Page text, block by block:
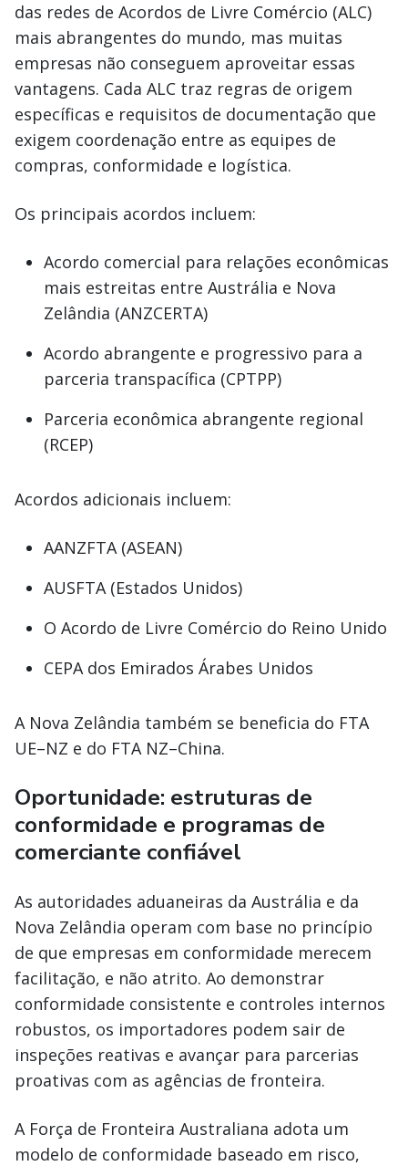
das redes de Acordos de Livre Comércio (ALC)
mais abrangentes do mundo, mas muitas
empresas não conseguem aproveitar essas
vantagens. Cada ALC traz regras de origem
específicas e requisitos de documentação que
exigem coordenação entre as equipes de
compras, conformidade e logística.
Os principais acordos incluem:
Acordo comercial para relações econômicas
mais estreitas entre Austrália e Nova
Zelândia (ANZCERTA)
Acordo abrangente e progressivo para a
parceria transpacífica (CPTPP)
Parceria econômica abrangente regional
(RCEP)
Acordos adicionais incluem:
AANZFTA (ASEAN)
AUSFTA (Estados Unidos)
O Acordo de Livre Comércio do Reino Unido
CEPA dos Emirados Árabes Unidos
A Nova Zelândia também se beneficia do FTA
UE–NZ e do FTA NZ–China.
Oportunidade: estruturas de
conformidade e programas de
comerciante confiável
As autoridades aduaneiras da Austrália e da
Nova Zelândia operam com base no princípio
de que empresas em conformidade merecem
facilitação, e não atrito. Ao demonstrar
conformidade consistente e controles internos
robustos, os importadores podem sair de
inspeções reativas e avançar para parcerias
proativas com as agências de fronteira.
A Força de Fronteira Australiana adota um
modelo de conformidade baseado em risco,